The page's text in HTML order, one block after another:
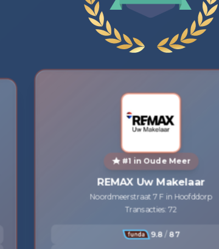
#1 in Oude Meer
REMAX Uw Makelaar
Noordmeerstraat 7 F in Hoofddorp
Transacties: 72
9.8 / 87